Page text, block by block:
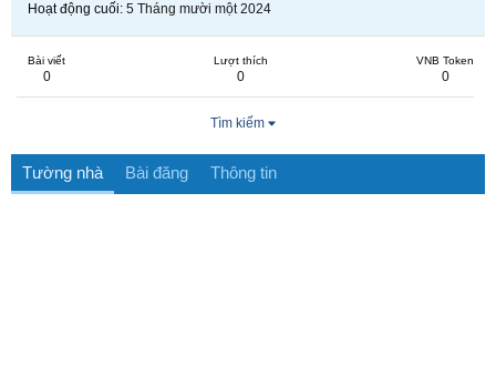
Hoạt động cuối 5 Tháng mười một 2024
Bài viết
0
Lượt thích
0
VNB Token
0
Tìm kiếm
Tường nhà Bài đăng Thông tin